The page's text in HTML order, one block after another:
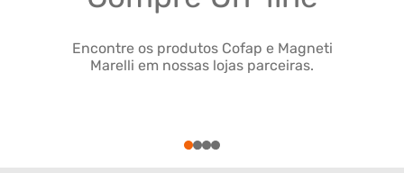
Encontre os produtos Cofap e Magneti
Marelli em nossas lojas parceiras.
1234